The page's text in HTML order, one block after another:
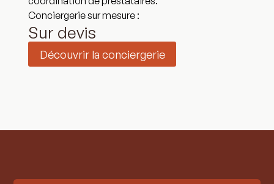
Conciergerie sur mesure :
Sur devis
Découvrir la conciergerie